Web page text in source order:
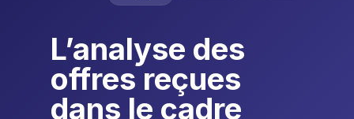
L’analyse des
offres reçues
dans le cadre